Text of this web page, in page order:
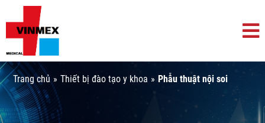
Trang chủ » Thiết bị đào tạo y khoa » Phẫu thuật nội soi